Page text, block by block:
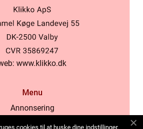
www.klikko.dk
Menu
Annonsering
cookies til at huske dine indstillinger,